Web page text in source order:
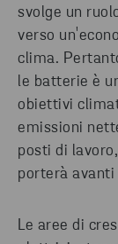
svolge un
verso
clima.
le batterie è
obiettivi
emissioni
posti di
porterà
Le aree di